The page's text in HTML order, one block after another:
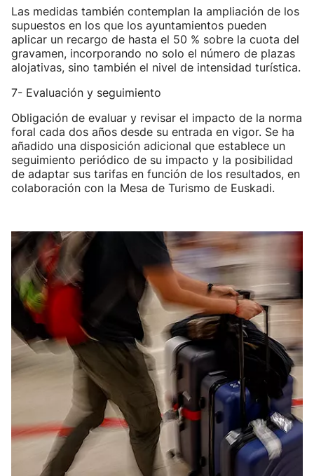
Las medidas también contemplan la ampliación de los
supuestos en los que los ayuntamientos pueden
aplicar un recargo de hasta el 50 % sobre la cuota del
gravamen, incorporando no solo el número de plazas
alojativas, sino también el nivel de intensidad turística.
7- Evaluación y seguimiento
Obligación de evaluar y revisar el impacto de la norma
foral cada dos años desde su entrada en vigor. Se ha
añadido una disposición adicional que establece un
seguimiento periódico de su impacto y la posibilidad
de adaptar sus tarifas en función de los resultados, en
colaboración con la Mesa de Turismo de Euskadi.